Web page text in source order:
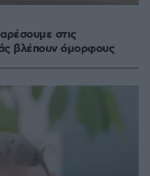
στις
βλέπουν όμορφους